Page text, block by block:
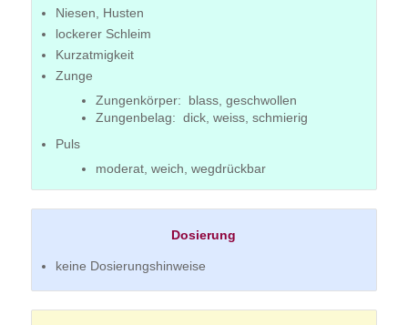
Niesen, Husten
lockerer Schleim
Kurzatmigkeit
Zunge
Zungenkörper: blass, geschwollen
Zungenbelag: dick, weiss, schmierig
Puls
moderat, weich, wegdrückbar
Dosierung
keine Dosierungshinweise